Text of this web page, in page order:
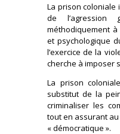
La prison
de l’agression
méthodiquement à
et psychologique
l’exercice de la
cherche à imposer
La prison
substitut de la
criminaliser les
tout en assurant
« démocratique ».